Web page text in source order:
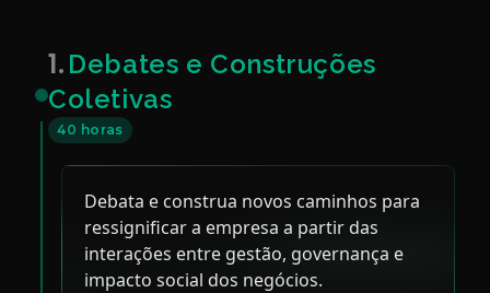
1. Debates e Construções
Coletivas
40 horas
Debata e construa novos caminhos para
ressignificar a empresa a partir das
interações entre gestão, governança e
impacto social dos negócios.